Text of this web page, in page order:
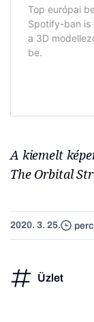
A kiemelt
The Orbital
2020. 3. 25. perc
Üzlet